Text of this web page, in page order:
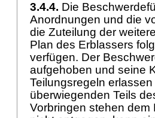
3.4.4. Die
Anordnungen und die
die Zuteilung der
Plan des Erblassers
verfügen. Der
aufgehoben und seine
Teilungsregeln
überwiegenden Teils
Vorbringen stehen